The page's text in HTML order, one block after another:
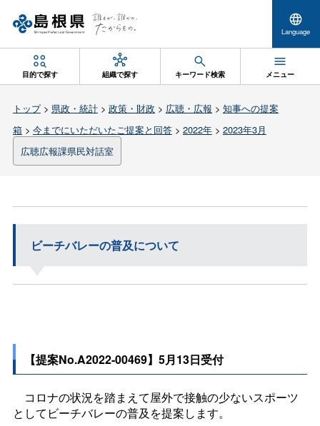
Language
目的で探す 組織で探す キーワード検索 メニュー
トップ> 県政・統計> 政策・財政 > 広聴・広報 > 知事への提案
箱> 今までにいただいたご提案と回答> 2022年> 2023年3月
広聴広報課県民対話室
ビーチバレーの普及について
【提案No.A2022-00469】5月13日受付
コロナの状況を踏まえて屋外で接触の少ないスポーツ
としてビーチバレーの普及を提案します。